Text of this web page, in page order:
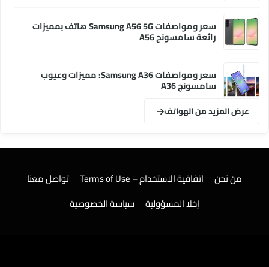
سعر ومواصفات Samsung A56 5G هاتف بمميزات
رائعة سامسونج A56
سعر ومواصفات Samsung A36: مميزات وعيوب
سامسونج A36
عرض المزيد من الهواتف
من نحن اتفاقية الاستخدام – Terms of Use
تواصل معنا
إخلا المسؤولية
سياسة الخصوصية